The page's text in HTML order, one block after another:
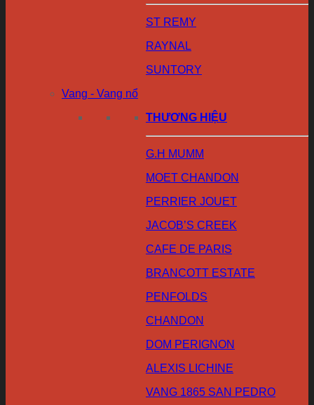
ST REMY
RAYNAL
SUNTORY
Vang - Vang nổ
THƯƠNG HIỆU
G.H MUMM
MOET CHANDON
PERRIER JOUET
JACOB’S CREEK
CAFE DE PARIS
BRANCOTT ESTATE
PENFOLDS
CHANDON
DOM PERIGNON
ALEXIS LICHINE
VANG 1865 SAN PEDRO